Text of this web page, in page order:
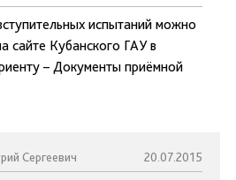
испытаний можно
сайте Кубанского ГАУ в
– Документы приёмной
Сергеевич 20.07.2015